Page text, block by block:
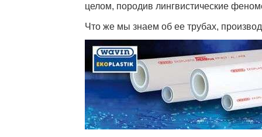
целом, породив лингвистические
Что же мы знаем об ее трубах,